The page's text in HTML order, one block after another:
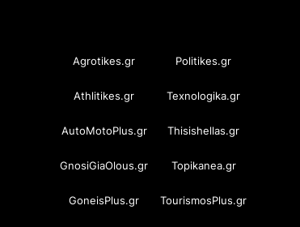
Agrotikes.gr Politikes.gr
Athlitikes.gr Texnologika.gr
AutoMotoPlus.gr Thisishellas.gr
GnosiGiaOlous.gr Topikanea.gr
GoneisPlus.gr TourismosPlus.gr